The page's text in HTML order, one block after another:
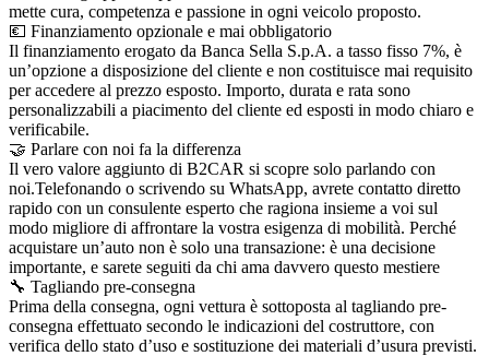
mette cura, competenza e passione in ogni veicolo proposto.
💶 Finanziamento opzionale e mai obbligatorio
Il finanziamento erogato da Banca Sella S.p.A. a tasso fisso 7%, è
un’opzione a disposizione del cliente e non costituisce mai requisito
per accedere al prezzo esposto. Importo, durata e rata sono
personalizzabili a piacimento del cliente ed esposti in modo chiaro e
verificabile.
🤝 Parlare con noi fa la differenza
Il vero valore aggiunto di B2CAR si scopre solo parlando con
noi.Telefonando o scrivendo su WhatsApp, avrete contatto diretto
rapido con un consulente esperto che ragiona insieme a voi sul
modo migliore di affrontare la vostra esigenza di mobilità. Perché
acquistare un’auto non è solo una transazione: è una decisione
importante, e sarete seguiti da chi ama davvero questo mestiere
🔧 Tagliando pre-consegna
Prima della consegna, ogni vettura è sottoposta al tagliando pre-
consegna effettuato secondo le indicazioni del costruttore, con
verifica dello stato d’uso e sostituzione dei materiali d’usura previsti.